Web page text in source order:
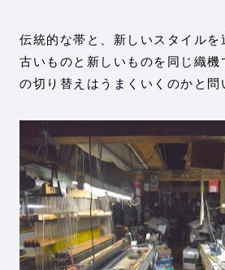
伝統的な帯と、新しいスタイルを
古いものと新しいものを同じ織機
の切り替えはうまくいくのかと問